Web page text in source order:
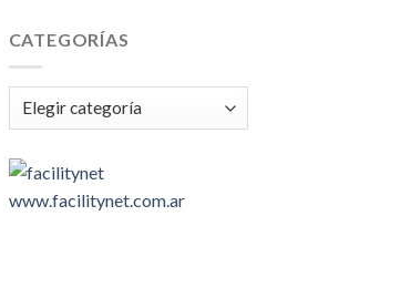
CATEGORÍAS
Categorías
www.facilitynet.com.ar